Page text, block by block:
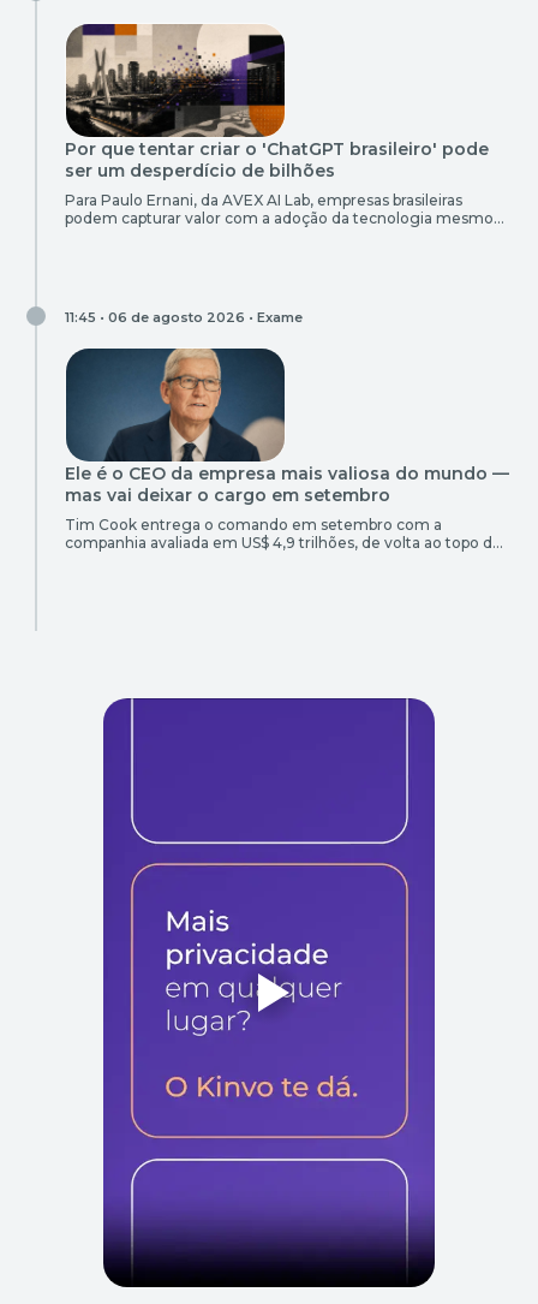
Por que tentar criar o 'ChatGPT brasileiro' pode
ser um desperdício de bilhões
Para Paulo Ernani, da AVEX AI Lab, empresas brasileiras
podem capturar valor com a adoção da tecnologia mesmo
11:45 • 06 de agosto 2026 • Exame
Ele é o CEO da empresa mais valiosa do mundo —
mas vai deixar o cargo em setembro
Tim Cook entrega o comando em setembro com a
companhia avaliada em US$ 4,9 trilhões, de volta ao topo do